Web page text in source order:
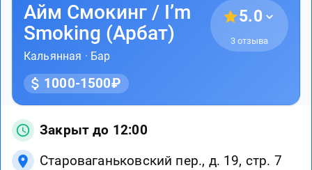
Айм Смокинг / I’m
Smoking (Арбат)
Кальянная · Бар
5.0
3 отзыва
1000-1500₽
Закрыт до 12:00
Староваганьковский пер., д. 19, стр. 7